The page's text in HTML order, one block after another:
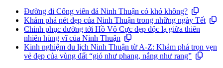
Đường đi Công viên đá Ninh Thuận có khó không?
Khám phá nét đẹp của Ninh Thuận trong những ngày Tết
Chinh phục đường tới Hồ Vô Cực đẹp độc lạ giữa thiên
nhiên hùng vĩ của Ninh Thuận
Kinh nghiệm du lịch Ninh Thuận từ A-Z: Khám phá trọn vẹn
vẻ đẹp của vùng đất “gió như phang, nắng như rang”